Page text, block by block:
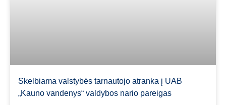
Skelbiama valstybės tarnautojo atranka į UAB
„Kauno vandenys“ valdybos nario pareigas